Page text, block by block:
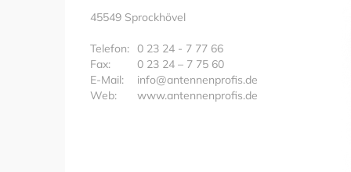
45549 Sprockhövel
Telefon:
Fax:
E-Mail:
Web:
0 23 24 - 7 77 66
0 23 24 – 7 75 60
info@antennenprofis.de
www.antennenprofis.de